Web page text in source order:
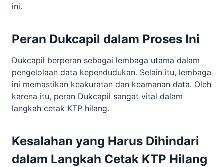
ini.
Peran Dukcapil dalam Proses Ini
Dukcapil berperan sebagai lembaga utama dalam
pengelolaan data kependudukan. Selain itu, lembaga
ini memastikan keakuratan dan keamanan data. Oleh
karena itu, peran Dukcapil sangat vital dalam
langkah cetak KTP hilang.
Kesalahan yang Harus Dihindari
dalam Langkah Cetak KTP Hilang